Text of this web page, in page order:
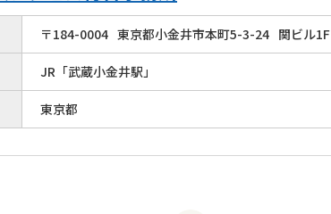
〒184-0004 東京都小金井市本町5-3-24 関ビル1F
JR「武蔵小金井駅」
東京都